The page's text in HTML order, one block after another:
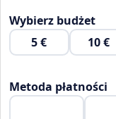
Wybierz budżet
5 €
10 €
Metoda płatności